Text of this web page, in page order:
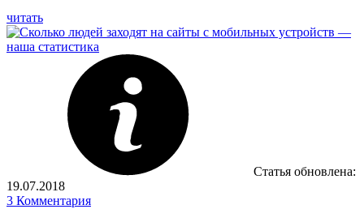
читать
Статья обновлена:
19.07.2018
3 Комментария